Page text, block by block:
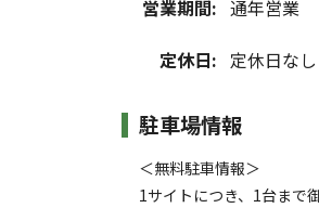
営業期間: 通年営業
定休日: 定休日なし
駐車場情報
＜無料駐車情報＞
1サイトにつき、1台まで